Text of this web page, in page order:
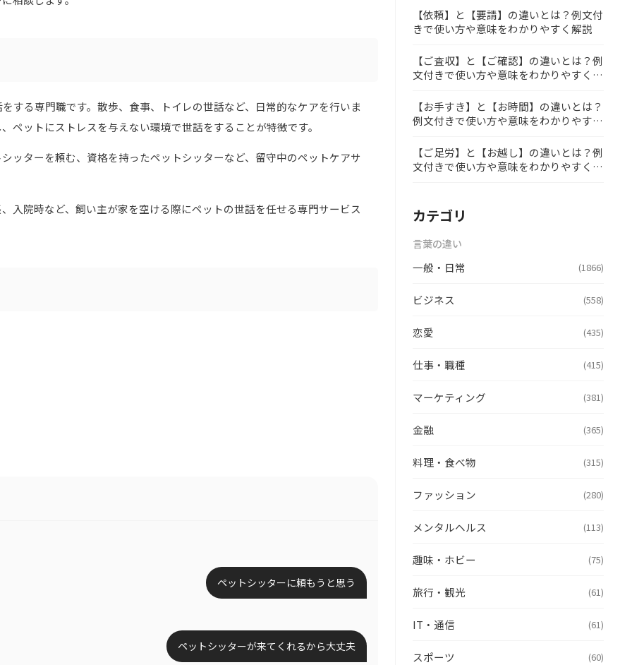
する専門職です。散歩、食事、トイレの世話など、日常的なケアを行いま
ットにストレスを与えない環境で世話をすることが特徴です。
ッターを頼む、資格を持ったペットシッターなど、留守中のペットケアサ
入院時など、飼い主が家を空ける際にペットの世話を任せる専門サービス
ペットシッターに頼もうと思う
ペットシッターが来てくれるから大丈夫
【依頼】と【要請】の違いとは？例文付
きで使い方や意味をわかりやすく解説
【ご査収】と【ご確認】の違いとは？例
文付きで使い方や意味をわかりやすく解
【お手すき】と【お時間】の違いとは？
例文付きで使い方や意味をわかりやすく
【ご足労】と【お越し】の違いとは？例
文付きで使い方や意味をわかりやすく解
カテゴリ
言葉の違い
一般・日常 (1866)
ビジネス (558)
恋愛 (435)
仕事・職種 (415)
マーケティング (381)
金融 (365)
料理・食べ物 (315)
ファッション (280)
メンタルヘルス (113)
趣味・ホビー (75)
旅行・観光 (61)
IT・通信 (61)
スポーツ (60)